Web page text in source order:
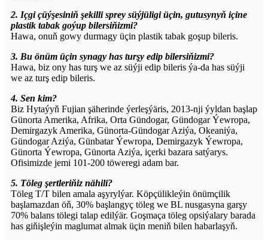
2. Içgi çüýşesiniň şekilli sprey süýjüligi üçin, gutusynyň içine
plastik tabak goýup bilersiňizmi?
Hawa, onuň gowy durmagy üçin plastik tabak goşup bileris.
3. Bu önüm üçin synagy has turşy edip bilersiňizmi?
Hawa, biz ony has turş we az süýji edip bileris ýa-da has süýji
we az turş edip bileris.
4. Sen kim?
Biz Hytaýyň Fujian şäherinde ýerleşýäris, 2013-nji ýyldan başlap
Günorta Amerika, Afrika, Orta Gündogar, Gündogar Ýewropa,
Demirgazyk Amerika, Günorta-Gündogar Aziýa, Okeaniýa,
Gündogar Aziýa, Günbatar Ýewropa, Demirgazyk Ýewropa,
Günorta Ýewropa, Günorta Aziýa, içerki bazara satýarys.
Ofisimizde jemi 101-200 töweregi adam bar.
5. Töleg şertleriňiz nähili?
Töleg T/T bilen amala aşyrylýar. Köpçülikleýin önümçilik
başlamazdan öň, 30% başlangyç töleg we BL nusgasyna garşy
70% balans tölegi talap edilýär. Goşmaça töleg opsiýalary barada
has giňişleýin maglumat almak üçin meniň bilen habarlaşyň.